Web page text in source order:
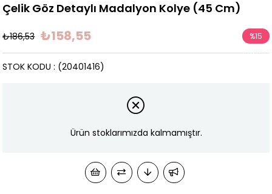
Çelik Göz Detaylı Madalyon Kolye (45 Cm)
₺186,53 ₺158,55 %15
İndirim
(20401416)
STOK KODU
Ürün stoklarımızda kalmamıştır.